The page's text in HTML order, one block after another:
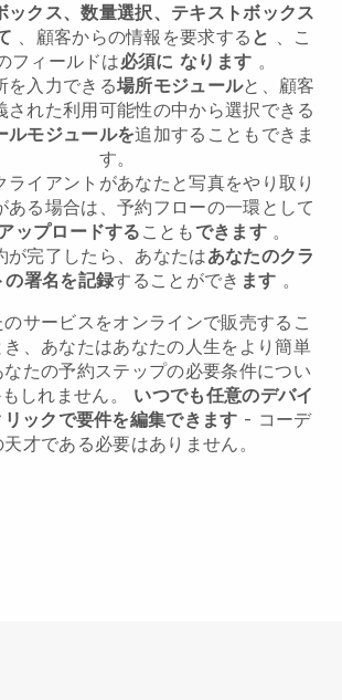
ックス、数量選択、テキストボックス
、顧客からの情報を要求する と 、こ
フィールドは必須に なります 。
を入力できる場所モジュールと、顧客
された利用可能性の中から選択できる
ルモジュールを追加することもできま
す。
ライアントがあなたと写真をやり取り
ある場合は、予約フローの一環として
ップロードする こともできます 。
が完了したら、あなたはあなたのクラ
の署名を記録することができ ます 。
サービスをオンラインで販売するこ
、あなたはあなたの人生をより簡単
たの予約ステップの必要条件につい
しれません。 いつでも任意のデバイ
ックで要件を編集できます - コーデ
才である必要はありません。